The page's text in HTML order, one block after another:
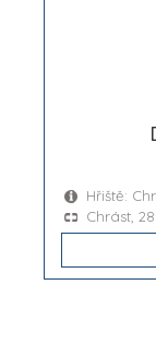
Hřiště:
Chrást,